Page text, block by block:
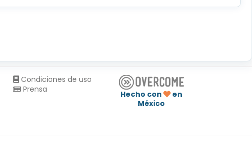
Condiciones de uso
Prensa
Hecho con
en
México